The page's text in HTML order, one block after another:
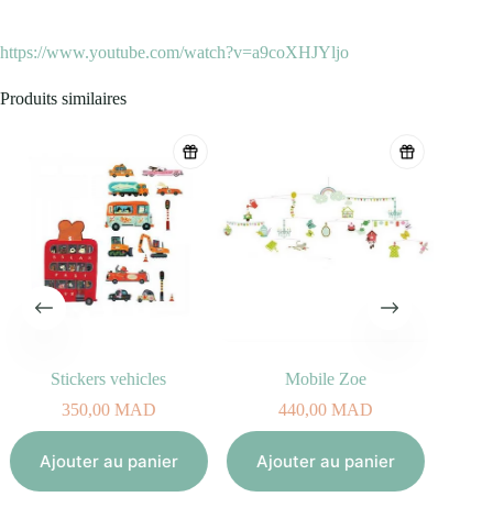
https://www.youtube.com/watch?v=a9coXHJYljo
Produits similaires
Stickers vehicles
350,00MAD
Ajouter au panier
Mobile Zoe
440,00MAD
Ajouter au panier